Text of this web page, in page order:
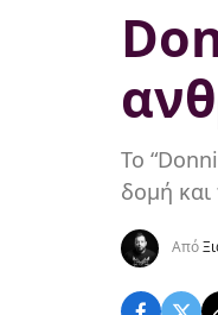
Το
δομή και
Από